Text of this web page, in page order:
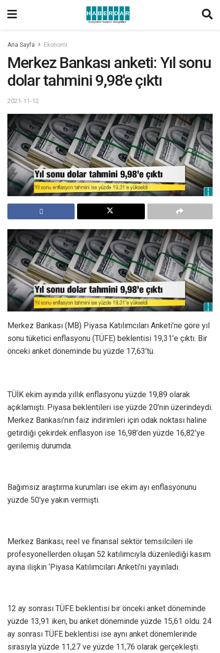
Ana Sayfa Ekonomi
Merkez Bankası anketi: Yıl sonu
dolar tahmini 9,98'e çıktı
2021-11-12
Merkez Bankası (MB) Piyasa Katılımcıları Anketi’ne göre yıl
sonu tüketici enflasyonu (TÜFE) beklentisi 19,31’e çıktı. Bir
önceki anket döneminde bu yüzde 17,63’tü.
TÜİK ekim ayında yıllık enflasyonu yüzde 19,89 olarak
açıklamıştı. Piyasa beklentileri ise yüzde 20’nin üzerindeydi.
Merkez Bankası’nın faiz indirimleri için odak noktası haline
getirdiği çekirdek enflasyon ise 16,98’den yüzde 16,82’ye
gerilemiş durumda.
Bağımsız araştırma kurumları ise ekim ayı enflasyonunu
yüzde 50’ye yakın vermişti.
Merkez Bankası, reel ve finansal sektör temsilcileri ile
profesyonellerden oluşan 52 katılımcıyla düzenlediği kasım
ayına ilişkin ‘Piyasa Katılımcıları Anketi’ni yayınladı.
12 ay sonrası TÜFE beklentisi bir önceki anket döneminde
yüzde 13,91 iken, bu anket döneminde yüzde 15,61 oldu. 24
ay sonrası TÜFE beklentisi ise aynı anket dönemlerinde
sırasıyla yüzde 11,27 ve yüzde 11,76 olarak gerçekleşti.